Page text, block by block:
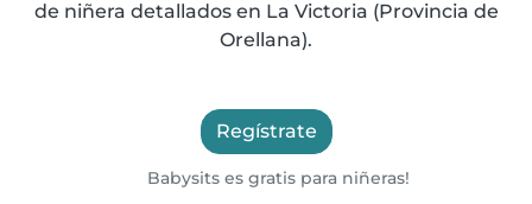
de niñera detallados en La Victoria (Provincia de
Orellana).
Regístrate
Babysits es gratis para niñeras!